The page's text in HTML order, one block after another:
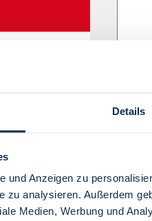
Details
und Anzeigen zu
zu analysieren. Außerdem
Medien, Werbung und
Menü